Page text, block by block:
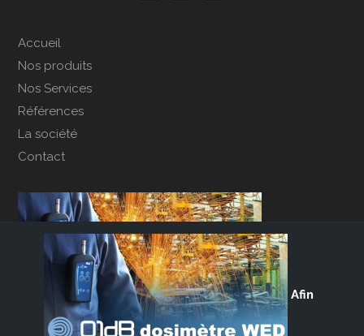
Accueil
Nos produits
Nos Services
Références
La société
Contact
Afin